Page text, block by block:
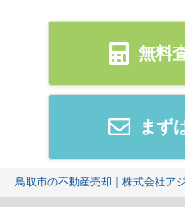
無料
まず
鳥取市の不動産売却｜株式会社ア